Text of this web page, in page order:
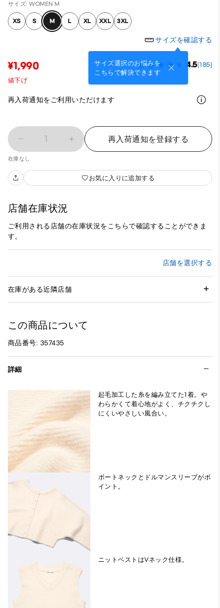
サイズ: WOMEN M
XS S M L XL XXL 3XL
サイズを確認する
サイズ選択のお悩みを
こちらで解決できます
¥1,990 4.5(185)
値下げ
再入荷通知をご利用いただけます
1 再入荷通知を登録する
在庫なし
お気に入りに追加する
店舗在庫状況
ご利用される店舗の在庫状況をこちらで確認することができま
す。
店舗を選択する
在庫がある近隣店舗
この商品について
商品番号: 357435
詳細
起毛加工した糸を編み立てた1着。や
わらかくて着心地がよく、チクチクし
にくいやさしい風合い。
ボートネックとドルマンスリーブがポ
イント。
ニットベストはVネック仕様。